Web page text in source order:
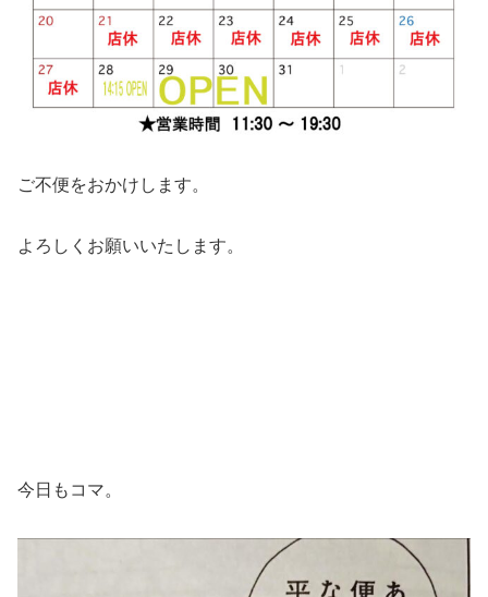
ご不便をおかけします。
よろしくお願いいたします。
今日もコマ。